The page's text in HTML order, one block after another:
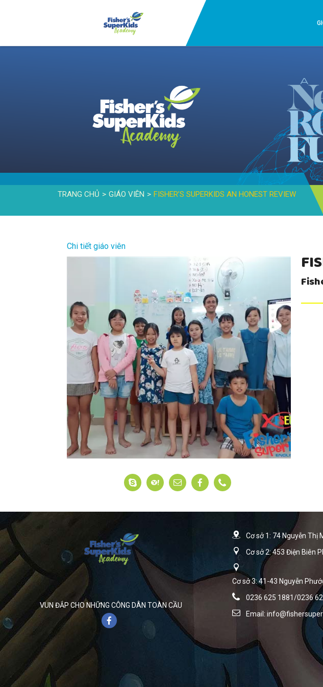
TRANG CHỦ GIÁO VIÊN FISHER’S SUPERKIDS AN HONEST REVIEW
Chi tiết giáo viên
VUN ĐẮP CHO NHỮNG CÔNG DÂN TOÀN CẦU
Cơ sở 1: 74 Nguyễn Thị
Cơ sở 2: 453 Điện Biên
Cơ sở 3: 41-43 Nguyễn
0236 625 1881/0236
Email: